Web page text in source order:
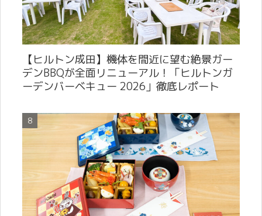
【ヒルトン成田】機体を間近に望む絶景ガー
デンBBQが全面リニューアル！「ヒルトンガ
ーデンバーベキュー 2026」徹底レポート